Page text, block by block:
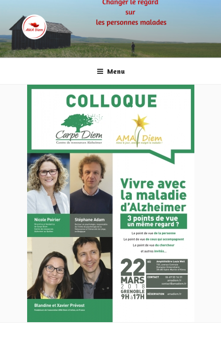
contenu
principal
AMA DIEM
Aime le jour, avec et malgré la maladie!
Menu